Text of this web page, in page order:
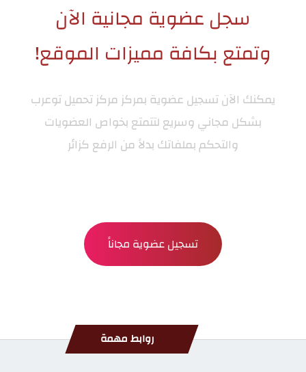
سجل عضوية مجانية الآن
وتمتع بكافة مميزات الموقع!
يمكنك الآن تسجيل عضوية بمركزمركز تحميل توعرب
بشكل مجاني وسريع لتتمتع بخواص العضويات
والتحكم بملفاتك بدلاً من الرفع كزائر
تسجيل عضوية مجاناً
روابط مهمة